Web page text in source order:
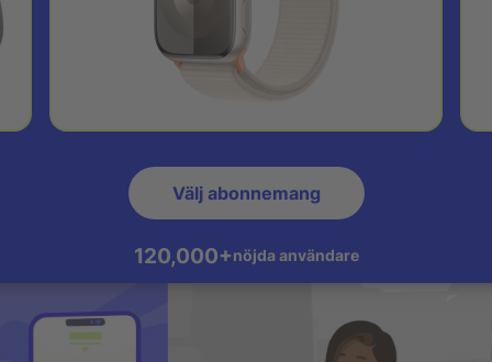
Välj abonnemang
120,000+nöjda användare